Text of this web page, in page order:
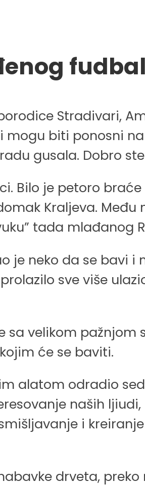
Stradivari,
biti ponosni
gusala. Dobro
Bilo je petoro
Kraljeva.
tada mlađanog
je neko da se bavi
sve više
sa velikom pažnjom
će se baviti.
alatom odradio
naših
i
drveta,